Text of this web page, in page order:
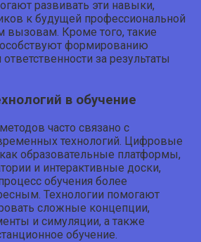
развивать эти навыки,
к будущей профессиональной
Кроме того, такие
формированию
за результаты
в обучение
часто связано с
технологий. Цифровые
образовательные платформы,
и интерактивные доски,
обучения более
Технологии помогают
сложные концепции,
и симуляции, а также
обучение.